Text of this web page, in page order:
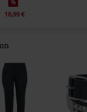
%
16,99 €